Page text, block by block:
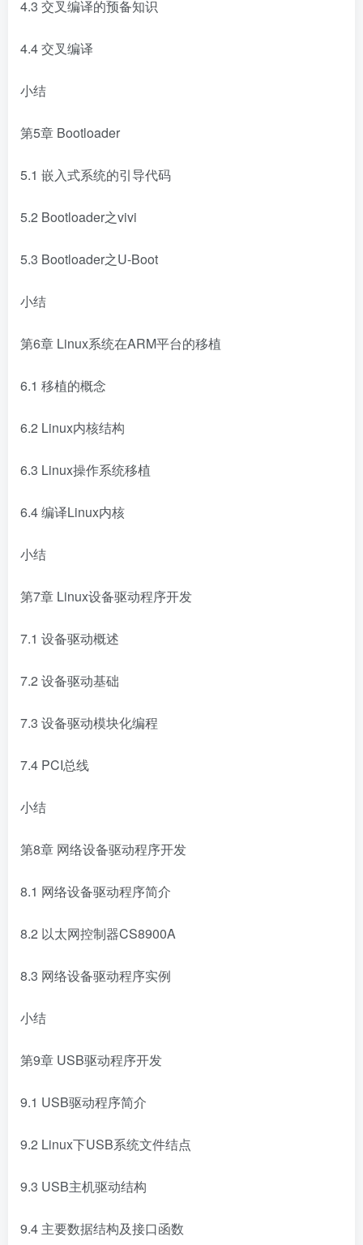
4.3 交叉编译的预备知识
4.4 交叉编译
小结
第5章 Bootloader
5.1 嵌入式系统的引导代码
5.2 Bootloader之vivi
5.3 Bootloader之U-Boot
小结
第6章 Linux系统在ARM平台的移植
6.1 移植的概念
6.2 Linux内核结构
6.3 Linux操作系统移植
6.4 编译Linux内核
小结
第7章 Linux设备驱动程序开发
7.1 设备驱动概述
7.2 设备驱动基础
7.3 设备驱动模块化编程
7.4 PCI总线
小结
第8章 网络设备驱动程序开发
8.1 网络设备驱动程序简介
8.2 以太网控制器CS8900A
8.3 网络设备驱动程序实例
小结
第9章 USB驱动程序开发
9.1 USB驱动程序简介
9.2 Linux下USB系统文件结点
9.3 USB主机驱动结构
9.4 主要数据结构及接口函数